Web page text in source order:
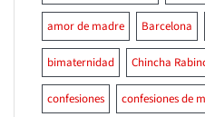
amor de madre Barcelona
bimaternidad Chincha
confesiones confesiones de